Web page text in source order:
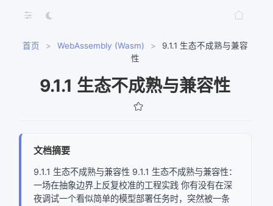
首页 > WebAssembly (Wasm) >
9.1.1 生态不成熟与兼容
性
9.1.1 生态不成熟与兼容性
文档摘要
9.1.1 生态不成熟与兼容性 9.1.1 生态不成熟与兼容性：
一场在抽象边界上反复校准的工程实践 你有没有在深
夜调试一个看似简单的模型部署任务时，突然被一条